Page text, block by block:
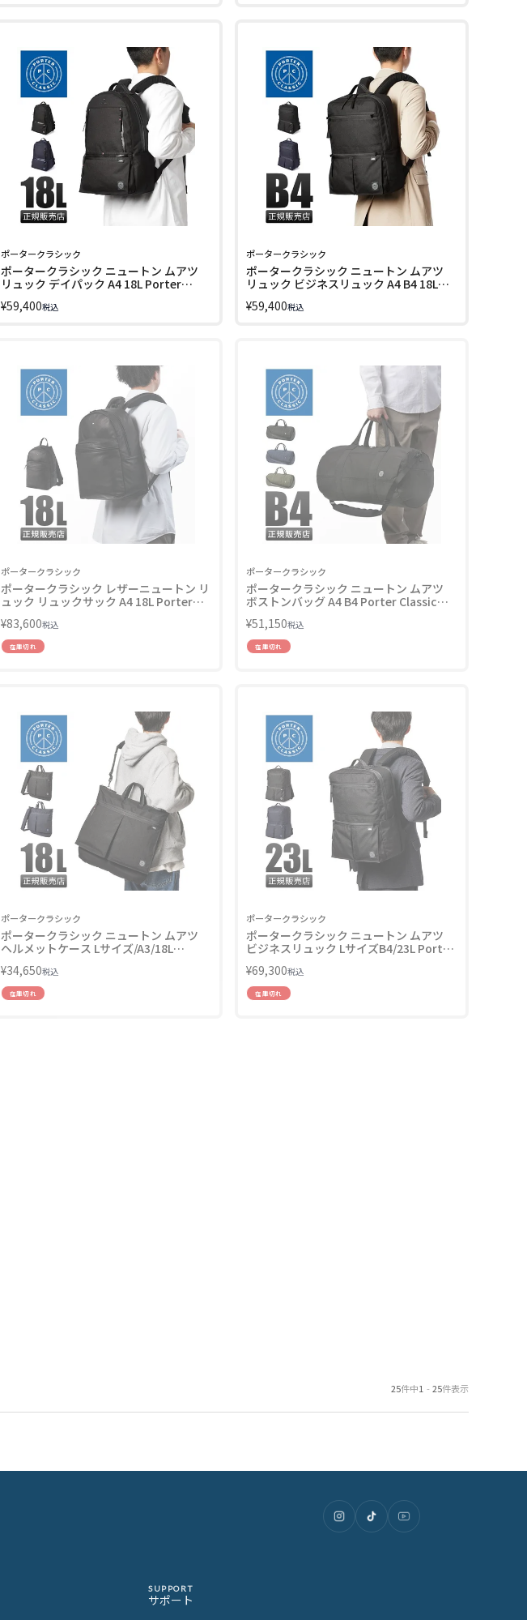
ポータークラシック
ポータークラシック ニュートン ムアツ
リュック デイパック A4 18L Porter
¥59,400税込
ポータークラシック
ポータークラシック ニュートン ムアツ
リュック ビジネスリュック A4 B4 18L
¥59,400税込
ポータークラシック
ポータークラシック レザーニュートン リ
ュック リュックサック A4 18L Porter
2090
¥83,600税込
在庫切れ
ポータークラシック
ポータークラシック ニュートン ムアツ
ボストンバッグ A4 B4 Porter Classic
¥51,150税込
在庫切れ
ポータークラシック
ポータークラシック ニュートン ムアツ
ヘルメットケース Lサイズ/A3/18L
¥34,650税込
在庫切れ
ポータークラシック
ポータークラシック ニュートン ムアツ
ビジネスリュック LサイズB4/23L Porter
¥69,300税込
在庫切れ
25件中1 - 25件表示
SUPPORT
サポート